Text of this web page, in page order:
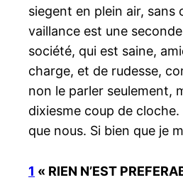
siegent en plein air,
vaillance est une
société, qui est saine,
charge, et de rudesse,
non le parler seulement,
dixiesme coup de
que nous. Si bien que je
1 « RIEN N’EST